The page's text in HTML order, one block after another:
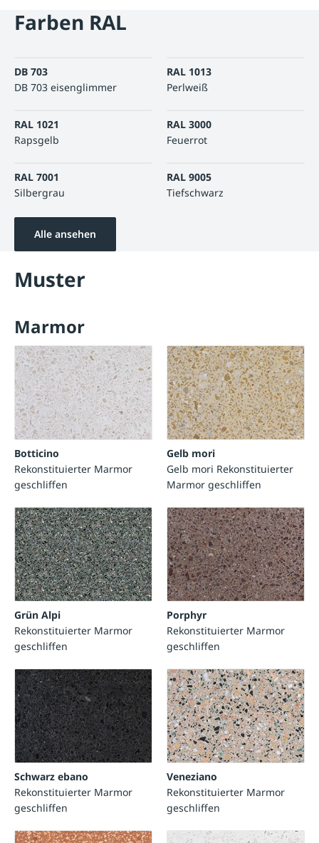
Farben RAL
DB 703
DB 703 eisenglimmer
RAL 1013
Perlweiß
RAL 1021
Rapsgelb
RAL 3000
Feuerrot
RAL 7001
Silbergrau
RAL 9005
Tiefschwarz
Alle ansehen
Muster
Marmor
Botticino
Rekonstituierter Marmor
geschliffen
Gelb mori
Gelb mori Rekonstituierter
Marmor geschliffen
Grün Alpi
Rekonstituierter Marmor
geschliffen
Porphyr
Rekonstituierter Marmor
geschliffen
Schwarz ebano
Rekonstituierter Marmor
geschliffen
Veneziano
Rekonstituierter Marmor
geschliffen